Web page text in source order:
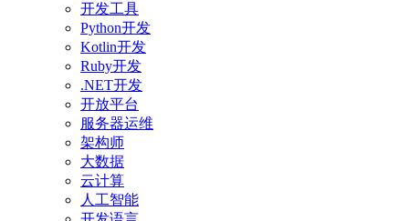
开发工具
Python开发
Kotlin开发
Ruby开发
.NET开发
开放平台
服务器运维
架构师
大数据
云计算
人工智能